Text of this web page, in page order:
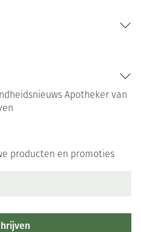
Apotheker van
producten en promoties